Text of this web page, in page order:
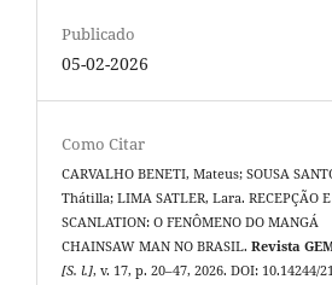
Publicado
05-02-2026
Como Citar
CARVALHO BENETI, Mateus; SOUSA
Thátilla; LIMA SATLER, Lara. RECEPÇÃO E
SCANLATION: O FENÔMENO DO MANGÁ
CHAINSAW MAN NO BRASIL.Revista
[S. l.], v. 17, p. 20–47, 2026. DOI: 10.14244/